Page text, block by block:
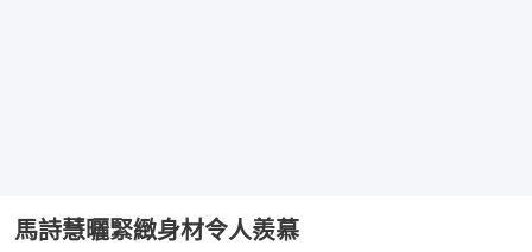
馬詩慧曬緊緻身材令人羨慕